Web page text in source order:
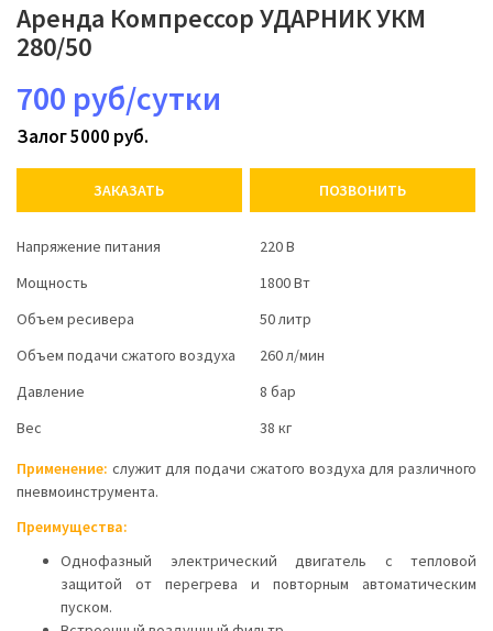
Аренда Компрессор УДАРНИК УКМ
280/50
700 руб/сутки
Залог 5000 руб.
ЗАКАЗАТЬ ПОЗВОНИТЬ
Напряжение питания
220 В
Мощность
1800 Вт
Объем ресивера
50 литр
Объем подачи сжатого воздуха
260 л/мин
Давление
8 бар
Вес
38 кг
Применение: служит для подачи сжатого воздуха для различного
пневмоинструмента.
Преимущества:
Однофазный электрический двигатель с тепловой
защитой от перегрева и повторным автоматическим
пуском.